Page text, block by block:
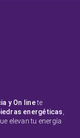
y On linete
energéticas
elevan tu energía